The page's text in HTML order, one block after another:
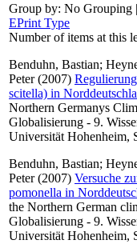
Group by: No Grouping |
EPrint Type
Number of items at this
Benduhn, Bastian;
Peter(2007)
scitella) in
Northern Germanys
Globalisierung - 9.
Universität Hohenheim,
Benduhn, Bastian;
Peter(2007) Versuche
pomonella in
the Northern German
Globalisierung - 9.
Universität Hohenheim,